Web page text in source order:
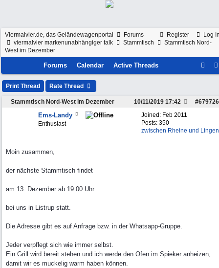
Register Log
Viermalvier.de, das Geländewagenportal
Forums
viermalvier markenunabhängiger talk
Stammtisch
Stammtisch Nord-
West im Dezember
Forums Calendar Active Threads
Print Thread Rate Thread
Stammtisch Nord-West im Dezember #679726
10/11/2019 17:42
Joined: Feb 2011
Posts: 350
zwischen Rheine und Lingen
Ems-Landy
Enthusiast
Moin zusammen,
der nächste Stammtisch findet
am 13. Dezember ab 19:00 Uhr
bei uns in Listrup statt.
Die Adresse gibt es auf Anfrage bzw. in der Whatsapp-Gruppe.
Jeder verpflegt sich wie immer selbst.
Ein Grill wird bereit stehen und ich werde den Ofen im Spieker anheizen,
damit wir es muckelig warm haben können.